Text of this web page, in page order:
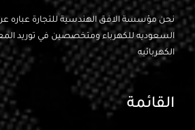
نحن مؤسسة الافق الهندسية للتجارة عباره
السعوديه للكهرباء ومتخصصين في توريد
الكهربائيه
القائمة